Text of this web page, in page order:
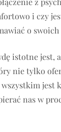
i czy
o
istotne jest,
nie tylko
jest
nas w